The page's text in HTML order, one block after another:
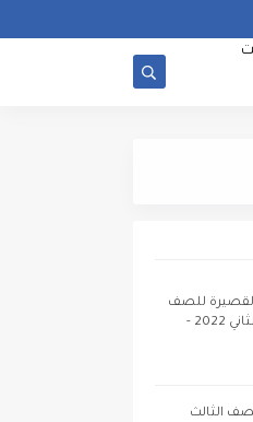
القصيرة للصف
التاسع ـ الفصل الثاني 2022 -
الثالث